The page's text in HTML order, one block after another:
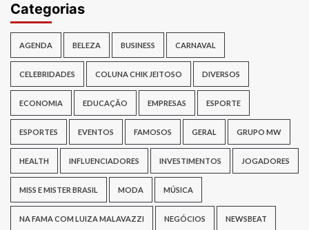
Categorias
AGENDA BELEZA BUSINESS CARNAVAL
CELEBRIDADES COLUNA CHIK JEITOSO DIVERSOS
ECONOMIA EDUCAÇÃO EMPRESAS ESPORTE
ESPORTES EVENTOS FAMOSOS GERAL GRUPO MW
HEALTH INFLUENCIADORES INVESTIMENTOS JOGADORES
MISS E MISTER BRASIL MODA MÚSICA
NA FAMA COM LUIZA MALAVAZZI NEGÓCIOS NEWSBEAT